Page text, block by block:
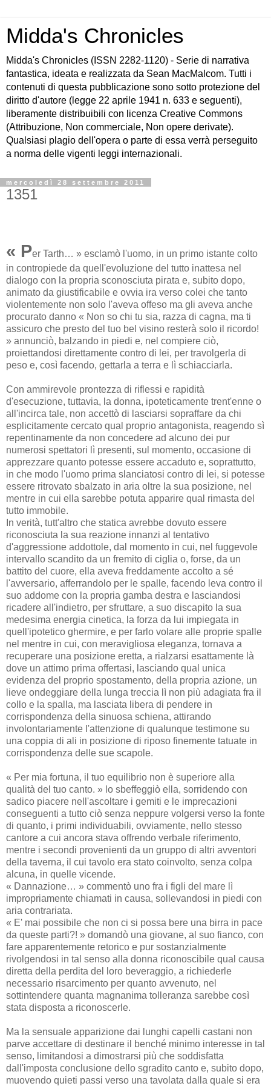
Midda's Chronicles
Midda's Chronicles (ISSN 2282-1120) - Serie di narrativa
fantastica, ideata e realizzata da Sean MacMalcom. Tutti i
contenuti di questa pubblicazione sono sotto protezione del
diritto d'autore (legge 22 aprile 1941 n. 633 e seguenti),
liberamente distribuibili con licenza Creative Commons
(Attribuzione, Non commerciale, Non opere derivate).
Qualsiasi plagio dell'opera o parte di essa verrà perseguito
a norma delle vigenti leggi internazionali.
mercoledì 28 settembre 2011
1351
« Per Tarth… » esclamò l'uomo, in un primo istante colto
in contropiede da quell'evoluzione del tutto inattesa nel
dialogo con la propria sconosciuta pirata e, subito dopo,
animato da giustificabile e ovvia ira verso colei che tanto
violentemente non solo l'aveva offeso ma gli aveva anche
procurato danno « Non so chi tu sia, razza di cagna, ma ti
assicuro che presto del tuo bel visino resterà solo il ricordo!
» annunciò, balzando in piedi e, nel compiere ciò,
proiettandosi direttamente contro di lei, per travolgerla di
peso e, così facendo, gettarla a terra e lì schiacciarla.
Con ammirevole prontezza di riflessi e rapidità
d'esecuzione, tuttavia, la donna, ipoteticamente trent'enne o
all'incirca tale, non accettò di lasciarsi sopraffare da chi
esplicitamente cercato qual proprio antagonista, reagendo sì
repentinamente da non concedere ad alcuno dei pur
numerosi spettatori lì presenti, sul momento, occasione di
apprezzare quanto potesse essere accaduto e, soprattutto,
in che modo l'uomo prima slanciatosi contro di lei, si potesse
essere ritrovato sbalzato in aria oltre la sua posizione, nel
mentre in cui ella sarebbe potuta apparire qual rimasta del
tutto immobile.
In verità, tutt'altro che statica avrebbe dovuto essere
riconosciuta la sua reazione innanzi al tentativo
d'aggressione addottole, dal momento in cui, nel fuggevole
intervallo scandito da un fremito di ciglia o, forse, da un
battito del cuore, ella aveva freddamente accolto a sé
l'avversario, afferrandolo per le spalle, facendo leva contro il
suo addome con la propria gamba destra e lasciandosi
ricadere all'indietro, per sfruttare, a suo discapito la sua
medesima energia cinetica, la forza da lui impiegata in
quell'ipotetico ghermire, e per farlo volare alle proprie spalle
nel mentre in cui, con meravigliosa eleganza, tornava a
recuperare una posizione eretta, a rialzarsi esattamente là
dove un attimo prima offertasi, lasciando qual unica
evidenza del proprio spostamento, della propria azione, un
lieve ondeggiare della lunga treccia lì non più adagiata fra il
collo e la spalla, ma lasciata libera di pendere in
corrispondenza della sinuosa schiena, attirando
involontariamente l'attenzione di qualunque testimone su
una coppia di ali in posizione di riposo finemente tatuate in
corrispondenza delle sue scapole.
« Per mia fortuna, il tuo equilibrio non è superiore alla
qualità del tuo canto. » lo sbeffeggiò ella, sorridendo con
sadico piacere nell'ascoltare i gemiti e le imprecazioni
conseguenti a tutto ciò senza neppure volgersi verso la fonte
di quanto, i primi individuabili, ovviamente, nello stesso
cantore a cui ancora stava offrendo verbale riferimento,
mentre i secondi provenienti da un gruppo di altri avventori
della taverna, il cui tavolo era stato coinvolto, senza colpa
alcuna, in quelle vicende.
« Dannazione… » commentò uno fra i figli del mare lì
impropriamente chiamati in causa, sollevandosi in piedi con
aria contrariata.
« E' mai possibile che non ci si possa bere una birra in pace
da queste parti?! » domandò una giovane, al suo fianco, con
fare apparentemente retorico e pur sostanzialmente
rivolgendosi in tal senso alla donna riconoscibile qual causa
diretta della perdita del loro beveraggio, a richiederle
necessario risarcimento per quanto avvenuto, nel
sottintendere quanta magnanima tolleranza sarebbe così
stata disposta a riconoscerle.
Ma la sensuale apparizione dai lunghi capelli castani non
parve accettare di destinare il benché minimo interesse in tal
senso, limitandosi a dimostrarsi più che soddisfatta
dall'imposta conclusione dello sgradito canto e, subito dopo,
muovendo quieti passi verso una tavolata dalla quale si era